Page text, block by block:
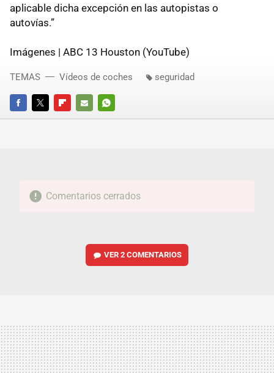
aplicable dicha excepción en las autopistas o
autovías.”
Imágenes | ABC 13 Houston (YouTube)
FACEBOOKTWITTERFLIPBOARD
E-
WHATSAPP
TEMAS Vídeos de coches seguridad
Comentarios cerrados
VER2 COMENTARIOS